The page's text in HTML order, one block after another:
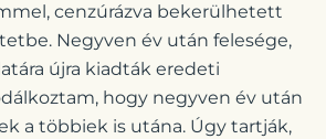
cenzúrázva bekerülhetett
Negyven év után felesége,
újra kiadták eredeti
hogy negyven év után
a többiek is utána. Úgy tartják,